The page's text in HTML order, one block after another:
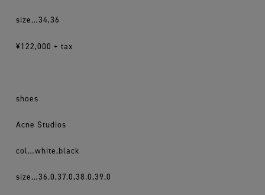
size…34,36
¥122,000 + tax
shoes
Acne Studios
col…white,black
size…36.0,37.0,38.0,39.0